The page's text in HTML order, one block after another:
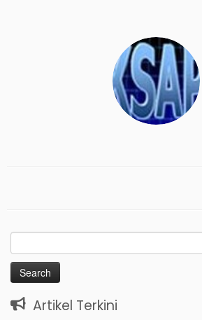
Search
for:
Artikel Terkini